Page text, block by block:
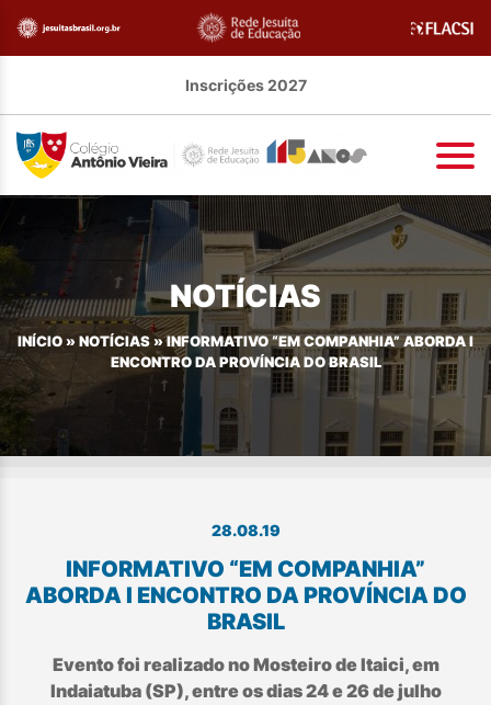
Inscrições 2027
NOTÍCIAS
INÍCIO » NOTÍCIAS »INFORMATIVO “EM COMPANHIA” ABORDA I
ENCONTRO DA PROVÍNCIA DO BRASIL
28.08.19
INFORMATIVO “EM COMPANHIA”
ABORDA I ENCONTRO DA PROVÍNCIA DO
BRASIL
Evento foi realizado no Mosteiro de Itaici, em
Indaiatuba (SP), entre os dias 24 e 26 de julho